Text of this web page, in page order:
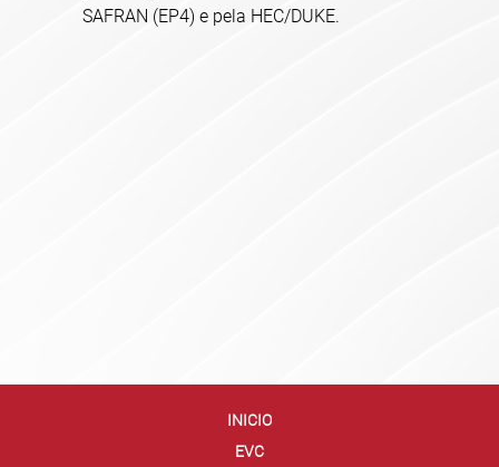
SAFRAN (EP4) e pela HEC/DUKE.
INICIO
EVC